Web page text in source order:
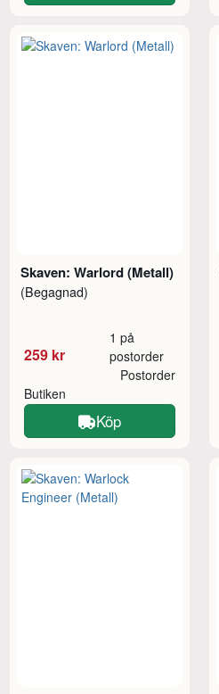
Skaven: Warlord (Metall)
(Begagnad)
259 kr
1 på
postorder
Butiken
Postorder
Köp